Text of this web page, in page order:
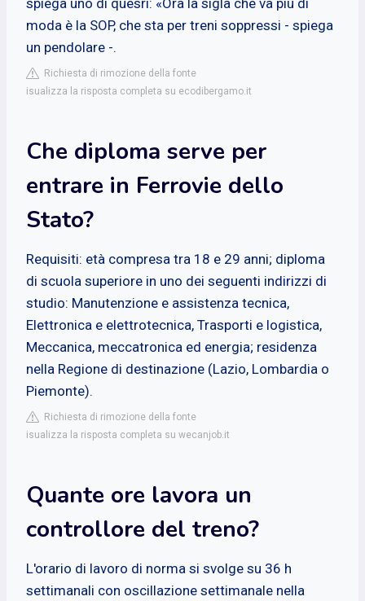
moda è la SOP, che sta per treni soppressi - spiega
un pendolare -.
Richiesta di rimozione della fonte
isualizza la risposta completa su ecodibergamo.it
Che diploma serve per
entrare in Ferrovie dello
Stato?
Requisiti: età compresa tra 18 e 29 anni; diploma
di scuola superiore in uno dei seguenti indirizzi di
studio: Manutenzione e assistenza tecnica,
Elettronica e elettrotecnica, Trasporti e logistica,
Meccanica, meccatronica ed energia; residenza
nella Regione di destinazione (Lazio, Lombardia o
Piemonte).
Richiesta di rimozione della fonte
isualizza la risposta completa su wecanjob.it
Quante ore lavora un
controllore del treno?
L'orario di lavoro di norma si svolge su 36 h
settimanali con oscillazione settimanale nella